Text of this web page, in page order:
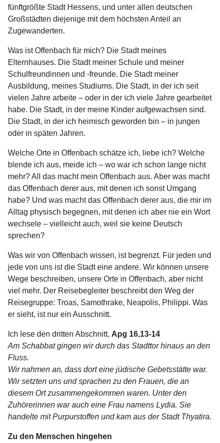
fünftgrößte Stadt Hessens, und unter allen deutschen
Großstädten diejenige mit dem höchsten Anteil an
Zugewanderten.
Was ist Offenbach für mich? Die Stadt meines
Elternhauses. Die Stadt meiner Schule und meiner
Schulfreundinnen und -freunde. Die Stadt meiner
Ausbildung, meines Studiums. Die Stadt, in der ich seit
vielen Jahre arbeite – oder in der ich viele Jahre gearbeitet
habe. Die Stadt, in der meine Kinder aufgewachsen sind.
Die Stadt, in der ich heimisch geworden bin – in jungen
oder in späten Jahren.
Welche Orte in Offenbach schätze ich, liebe ich? Welche
blende ich aus, meide ich – wo war ich schon lange nicht
mehr? All das macht mein Offenbach aus. Aber was macht
das Offenbach derer aus, mit denen ich sonst Umgang
habe? Und was macht das Offenbach derer aus, die mir im
Alltag physisch begegnen, mit denen ich aber nie ein Wort
wechsele – vielleicht auch, weil sie keine Deutsch
sprechen?
Was wir von Offenbach wissen, ist begrenzt. Für jeden und
jede von uns ist die Stadt eine andere. Wir können unsere
Wege beschreiben, unsere Orte in Offenbach, aber nicht
viel mehr. Der Reisebegleiter beschreibt den Weg der
Reisegruppe: Troas, Samothrake, Neapolis, Philippi. Was
er sieht, ist nur ein Ausschnitt.
Ich lese den dritten Abschnitt, Apg 16,13-14
Am Schabbat gingen wir durch das Stadttor hinaus an den
Fluss.
Wir nahmen an, dass dort eine jüdische Gebetsstätte war.
Wir setzten uns und sprachen zu den Frauen, die an
diesem Ort zusammengekommen waren. Unter den
Zuhörerinnen war auch eine Frau namens Lydia. Sie
handelte mit Purpurstoffen und kam aus der Stadt Thyatira.
Zu den Menschen hingehen